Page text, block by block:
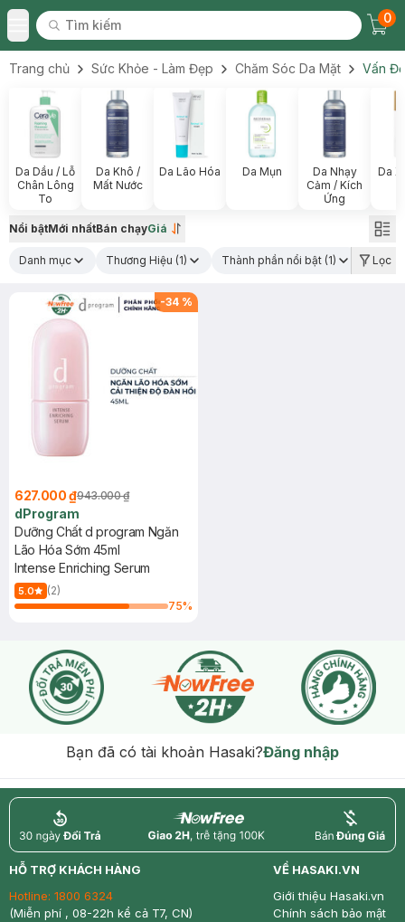
Toggle Menu
Tìm kiếm
Tìm kiếm
0
Trang chủ Sức Khỏe - Làm Đẹp Chăm Sóc Da Mặt Vấn
Da Dầu / Lỗ
Chân Lông
To
Da Khô /
Mất Nước
Da Lão Hóa Da Mụn
Da Nhạy
Cảm / Kích
Ứng
Da
Nổi bậtMới nhấtBán chạyGiá
Danh mục Thương Hiệu (1) Thành phần nổi bật (1) Lọc
-34 %
627.000 ₫943.000 ₫
dProgram
Dưỡng Chất d program Ngăn
Lão Hóa Sớm 45ml
Intense Enriching Serum
5.0
(2)
75%
Bạn đã có tài khoản Hasaki?Đăng nhập
return nowfree price
HỖ TRỢ KHÁCH HÀNG
Hotline: 1800 6324
(Miễn phí , 08-22h kể cả T7, CN)
VỀ HASAKI.VN
Giới thiệu Hasaki.vn
Chính sách bảo mật